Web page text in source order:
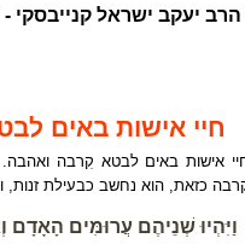
הרב יעקב ישראל קנייבסקי
חיי אישות באים
אישות באים לבטא קִרבה
כזאת, הוא נחשב כבעילת זנות,
וַיִּהְיוּ שְׁנֵיהֶם עֲרוּמִּים הָאָדָם